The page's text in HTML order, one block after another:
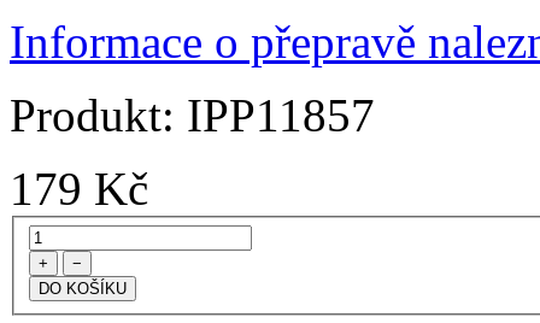
Informace o přepravě
Produkt: IPP11857
179 Kč
+ −